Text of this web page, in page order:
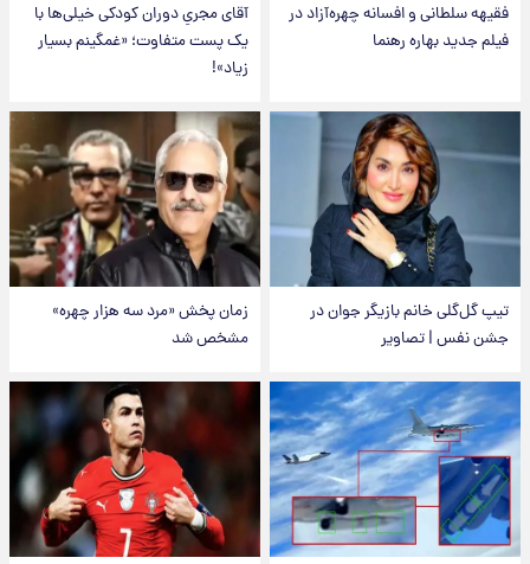
فقیهه سلطانی و افسانه چهره‌آزاد در
فیلم جدید بهاره رهنما
آقای مجریِ دوران کودکی خیلی‌ها با
یک پست متفاوت؛ «غمگینم بسیار
زیاد»!
تیپ گل‌گلی خانم بازیگر جوان در
جشن نفس | تصاویر
زمان پخش «مرد سه هزار چهره»
مشخص شد